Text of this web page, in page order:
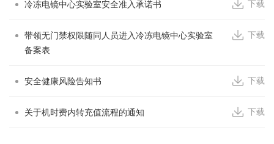
冷冻电镜中心实验室安全准入承诺书 下载
带领无门禁权限随同人员进入冷冻电镜中心实验室
备案表
下载
安全健康风险告知书 下载
关于机时费内转充值流程的通知 下载